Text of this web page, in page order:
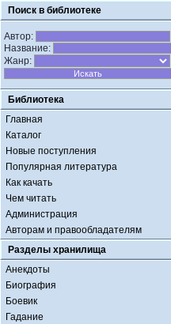
Поиск в библиотеке
Автор:
Название:
Жанр:
Библиотека
Главная
Каталог
Новые поступления
Популярная литература
Как качать
Чем читать
Администрация
Авторам и правообладателям
Разделы хранилища
Анекдоты
Биография
Боевик
Гадание